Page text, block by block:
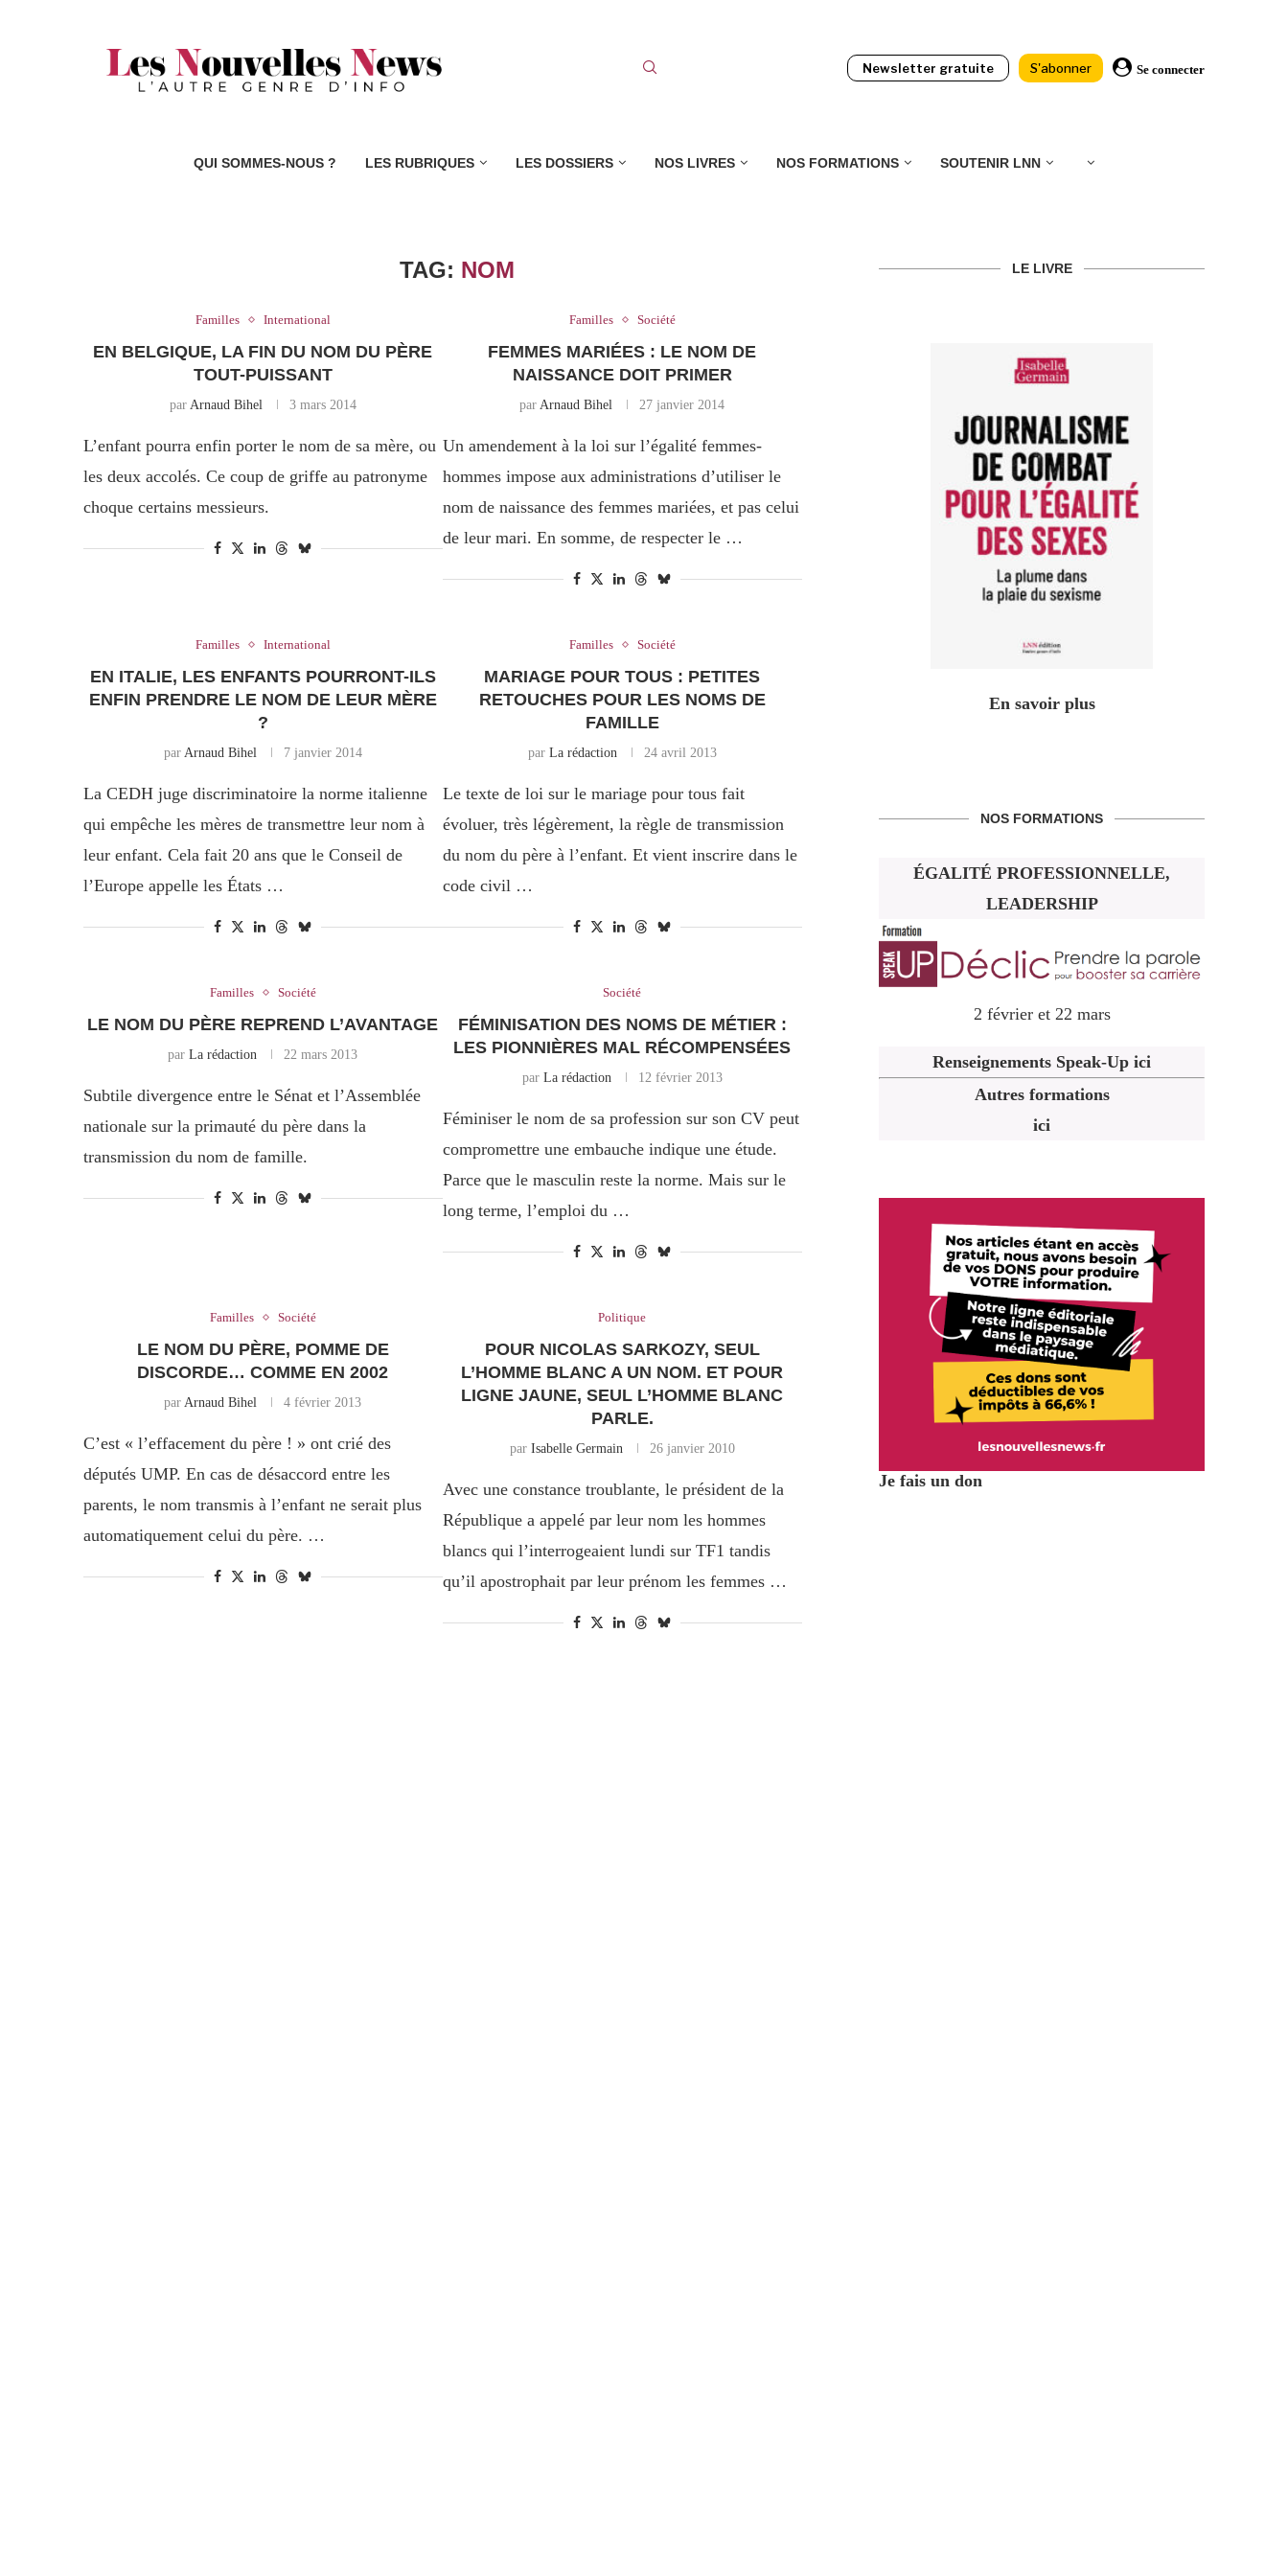
Newsletter gratuite S'abonner Se connecter
QUI SOMMES-NOUS ? LES RUBRIQUES LES DOSSIERS NOS LIVRES NOS FORMATIONS SOUTENIR LNN
TAG: NOM
Familles International
EN BELGIQUE, LA FIN DU NOM DU PÈRE
TOUT-PUISSANT
par Arnaud Bihel 3 mars 2014
L’enfant pourra enfin porter le nom de sa mère, ou
les deux accolés. Ce coup de griffe au patronyme
choque certains messieurs.
Familles Société
FEMMES MARIÉES : LE NOM DE
NAISSANCE DOIT PRIMER
parArnaud Bihel 27 janvier 2014
Un amendement à la loi sur l’égalité femmes-
hommes impose aux administrations d’utiliser le
nom de naissance des femmes mariées, et pas celui
de leur mari. En somme, de respecter le …
Familles International
EN ITALIE, LES ENFANTS POURRONT-ILS
ENFIN PRENDRE LE NOM DE LEUR MÈRE
?
par Arnaud Bihel 7 janvier 2014
La CEDH juge discriminatoire la norme italienne
qui empêche les mères de transmettre leur nom à
leur enfant. Cela fait 20 ans que le Conseil de
l’Europe appelle les États …
Familles Société
MARIAGE POUR TOUS : PETITES
RETOUCHES POUR LES NOMS DE
FAMILLE
par La rédaction 24 avril 2013
Le texte de loi sur le mariage pour tous fait
évoluer, très légèrement, la règle de transmission
du nom du père à l’enfant. Et vient inscrire dans le
code civil …
Familles Société
LE NOM DU PÈRE REPREND L’AVANTAGE
parLa rédaction 22 mars 2013
Subtile divergence entre le Sénat et l’Assemblée
nationale sur la primauté du père dans la
transmission du nom de famille.
Société
FÉMINISATION DES NOMS DE MÉTIER :
LES PIONNIÈRES MAL RÉCOMPENSÉES
par La rédaction 12 février 2013
Féminiser le nom de sa profession sur son CV peut
compromettre une embauche indique une étude.
Parce que le masculin reste la norme. Mais sur le
long terme, l’emploi du …
Familles Société
LE NOM DU PÈRE, POMME DE
DISCORDE… COMME EN 2002
parArnaud Bihel 4 février 2013
C’est « l’effacement du père ! » ont crié des
députés UMP. En cas de désaccord entre les
parents, le nom transmis à l’enfant ne serait plus
automatiquement celui du père. …
Politique
POUR NICOLAS SARKOZY, SEUL
L’HOMME BLANC A UN NOM. ET POUR
LIGNE JAUNE, SEUL L’HOMME BLANC
PARLE.
par Isabelle Germain 26 janvier 2010
Avec une constance troublante, le président de la
République a appelé par leur nom les hommes
blancs qui l’interrogeaient lundi sur TF1 tandis
qu’il apostrophait par leur prénom les femmes …
LE LIVRE
En savoir plus
NOS FORMATIONS
ÉGALITÉ PROFESSIONNELLE,
LEADERSHIP
2 février et 22 mars
Renseignements Speak-Up ici
Autres formations
ici
Je fais un don